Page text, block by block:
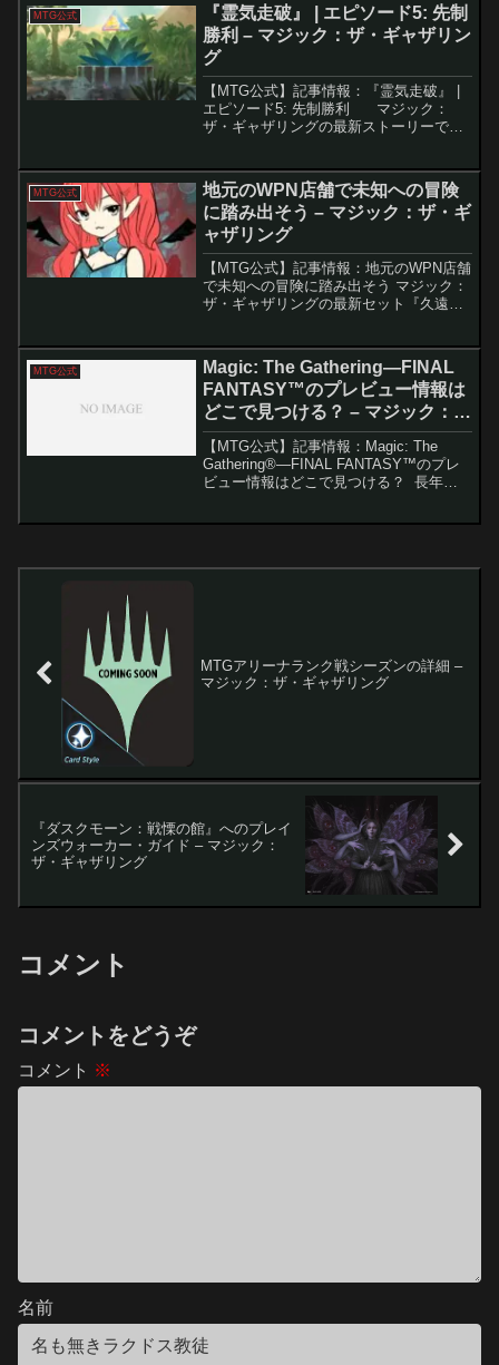
入れることができるア...
MTG公式
『霊気走破』 | エピソード5: 先制
勝利 – マジック：ザ・ギャザリン
グ
【MTG公式】記事情報：『霊気走破』 |
エピソード5: 先制勝利 マジック：
ザ・ギャザリングの最新ストーリーで
がら、新たな挑戦へと挑む様子が描かれ
ています。...
MTG公式
地元のWPN店舗で未知への冒険
に踏み出そう – マジック：ザ・ギ
ャザリング
【MTG公式】記事情報：地元のWPN店舗
で未知への冒険に踏み出そう マジック：
ザ・ギャザリングの最新セット『久遠の
品。プレイヤーたちは、新たなメカニズ
ム「ステーション」を...
MTG公式
Magic: The Gathering—FINAL
FANTASY™のプレビュー情報は
どこで見つける？ – マジック：
ザ・ギャザリング
【MTG公式】記事情報：Magic: The
Gathering®—FINAL FANTASY™のプレ
ビュー情報はどこで見つける？ 長年フ
MTGアリーナランク戦シーズンの詳細 –
マジック：ザ・ギャザリング
『ダスクモーン：戦慄の館』へのプレイ
ンズウォーカー・ガイド – マジック：
ザ・ギャザリング
コメント
コメントをどうぞ
コメント ※
名前